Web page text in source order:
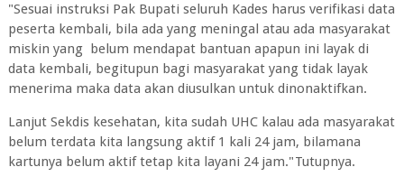
"Sesuai instruksi Pak Bupati seluruh Kades harus verifikasi data
peserta kembali, bila ada yang meningal atau ada masyarakat
miskin yang belum mendapat bantuan apapun ini layak di
data kembali, begitupun bagi masyarakat yang tidak layak
menerima maka data akan diusulkan untuk dinonaktifkan.
Lanjut Sekdis kesehatan, kita sudah UHC kalau ada masyarakat
belum terdata kita langsung aktif 1 kali 24 jam, bilamana
kartunya belum aktif tetap kita layani 24 jam."Tutupnya.